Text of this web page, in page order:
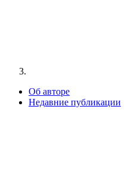
Об авторе
Недавние публикации